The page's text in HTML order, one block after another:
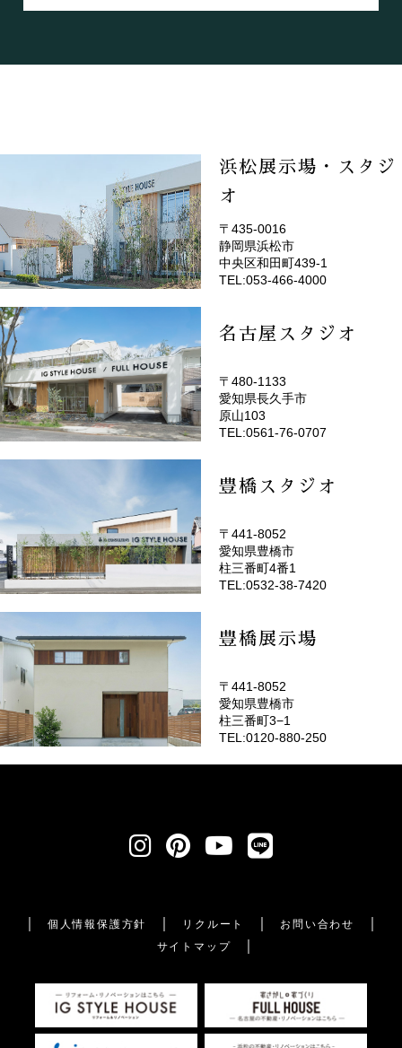
浜松展示場・スタジ
オ
(EMOTOP浜松)
〒435-0016
静岡県浜松市
中央区和田町439-1
TEL:053-466-4000
名古屋スタジオ
(EMOTOP名古屋)
〒480-1133
愛知県長久手市
原山103
TEL:0561-76-0707
豊橋スタジオ
(EMOTOP豊橋)
〒441-8052
愛知県豊橋市
柱三番町4番1
TEL:0532-38-7420
豊橋展示場
〒441-8052
愛知県豊橋市
柱三番町3−1
TEL:0120-880-250
個人情報保護方針 リクルート
お問い合わせ
サイトマップ